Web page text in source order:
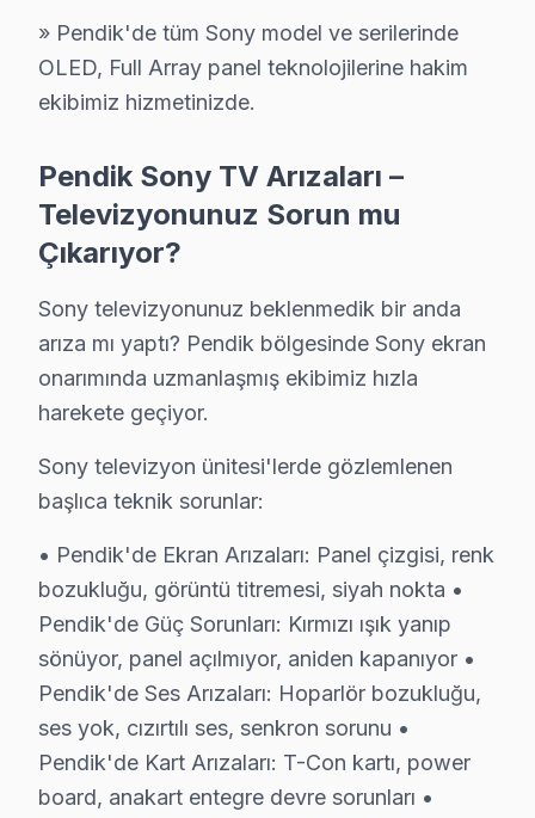
Panel kararması: Pendik'de bu sorunla başvuran
» Pendik'de tüm Sony model ve serilerinde OLED,
Sony televizyonunuz beklenmedik bir anda arıza mı
Sony televizyon ünitesi'lerde gözlemlenen başlıca
• Pendik'de Ekran Arızaları: Panel çizgisi, renk
• Pendik'de Güç Sorunları: Kırmızı ışık yanıp
• Pendik'de Ses Arızaları: Hoparlör bozukluğu, ses
• Pendik'de Kart Arızaları: T-Con kartı, power
• Pendik'de Yazılım Sorunları: Uygulama
• Pendik'de Bağlantı Sorunları: HDMI algılanmıyor,
Chip-level arıza giderme kapasitemizle Pendik'deki
Sony TV Teknik Rehberi: Panel, Teşhis ve
Pendik'deki Sony görüntüleme sistemi arızalarında
Pendik servisimizde teşhis süreci: Pendik'de sony
Pendik'de Sony Yazılım Platformu Bilgisi:
Pendik'de google ekran (2021+) ve Android
Pendik bölgesinde en sık servisini yaptığımız Sony
Pendik Sony Fiyat Rehberi (2025):
» Pendik'de tüm Sony model ve serilerinde
OLED, Full Array panel teknolojilerine hakim
ekibimiz hizmetinizde.
Pendik Sony TV Arızaları –
Televizyonunuz Sorun mu
Çıkarıyor?
Sony televizyonunuz beklenmedik bir anda
arıza mı yaptı? Pendik bölgesinde Sony ekran
onarımında uzmanlaşmış ekibimiz hızla
harekete geçiyor.
Sony televizyon ünitesi'lerde gözlemlenen
başlıca teknik sorunlar:
• Pendik'de Ekran Arızaları: Panel çizgisi, renk
bozukluğu, görüntü titremesi, siyah nokta •
Pendik'de Güç Sorunları: Kırmızı ışık yanıp
sönüyor, panel açılmıyor, aniden kapanıyor •
Pendik'de Ses Arızaları: Hoparlör bozukluğu,
ses yok, cızırtılı ses, senkron sorunu •
Pendik'de Kart Arızaları: T-Con kartı, power
board, anakart entegre devre sorunları •